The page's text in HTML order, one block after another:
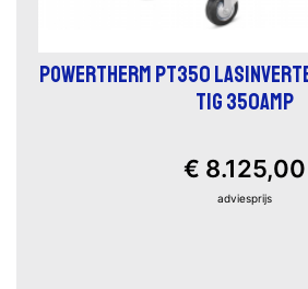
POWERTHERM PT350
TIG 350AMP
€ 8.125,00
adviesprijs